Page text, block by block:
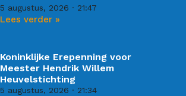
5 augustus, 2026 21:47
Lees verder »
Koninklijke Erepenning voor
Meester Hendrik Willem
Heuvelstichting
5 augustus, 2026 21:34